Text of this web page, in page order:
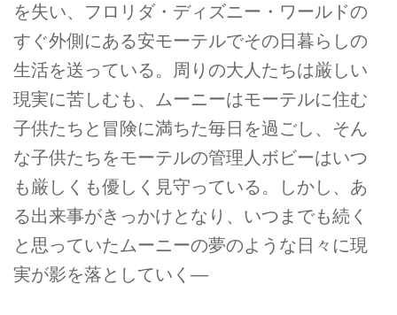
を失い、フロリダ・ディズニー・ワールドの
すぐ外側にある安モーテルでその日暮らしの
生活を送っている。周りの大人たちは厳しい
現実に苦しむも、ムーニーはモーテルに住む
子供たちと冒険に満ちた毎日を過ごし、そん
な子供たちをモーテルの管理人ボビーはいつ
も厳しくも優しく見守っている。しかし、あ
る出来事がきっかけとなり、いつまでも続く
と思っていたムーニーの夢のような日々に現
実が影を落としていく—